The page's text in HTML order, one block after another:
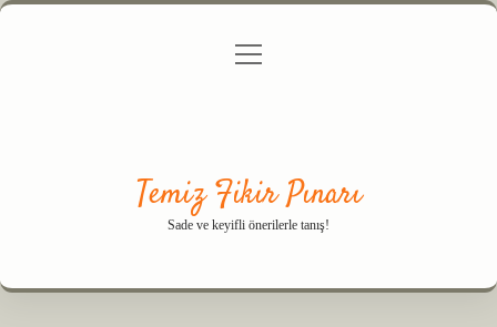
Gizlilik Politikası
menüyü
Temiz Fikir Pınarı
Sade ve keyifli önerilerle tanış!